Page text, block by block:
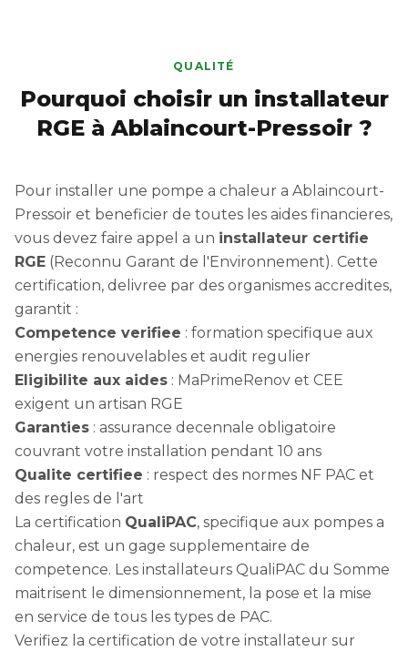
QUALITÉ
Pourquoi choisir un installateur
RGE à Ablaincourt-Pressoir ?
Pour installer une pompe a chaleur a Ablaincourt-
Pressoir et beneficier de toutes les aides financieres,
vous devez faire appel a un installateur certifie
RGE (Reconnu Garant de l'Environnement). Cette
certification, delivree par des organismes accredites,
garantit :
Competence verifiee : formation specifique aux
energies renouvelables et audit regulier
Eligibilite aux aides : MaPrimeRenov et CEE
exigent un artisan RGE
Garanties : assurance decennale obligatoire
couvrant votre installation pendant 10 ans
Qualite certifiee : respect des normes NF PAC et
des regles de l'art
La certification QualiPAC, specifique aux pompes a
chaleur, est un gage supplementaire de
competence. Les installateurs QualiPAC du Somme
maitrisent le dimensionnement, la pose et la mise
en service de tous les types de PAC.
Verifiez la certification de votre installateur sur